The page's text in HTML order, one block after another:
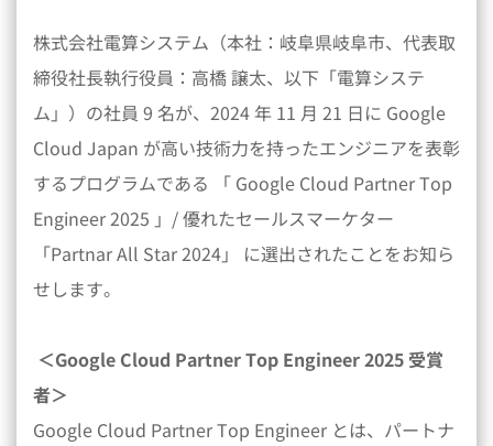
株式会社電算システム（本社：岐阜県岐阜市、代表取
締役社長執行役員：高橋 譲太、以下「電算システ
ム」）の社員 9 名が、2024 年 11 月 21 日に Google
Cloud Japan が高い技術力を持ったエンジニアを表彰
するプログラムである 「 Google Cloud Partner Top
Engineer 2025 」/ 優れたセールスマーケター
「Partnar All Star 2024」 に選出されたことをお知ら
せします。
＜Google Cloud Partner Top Engineer 2025 受賞
者＞
Google Cloud Partner Top Engineer とは、パートナ